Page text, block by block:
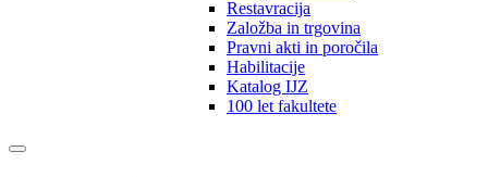
Restavracija
Založba in trgovina
Pravni akti in poročila
Habilitacije
Katalog IJZ
100 let fakultete